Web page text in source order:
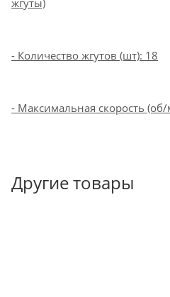
- Количество жгутов (шт): 18
- Максимальная скорость
Другие товары